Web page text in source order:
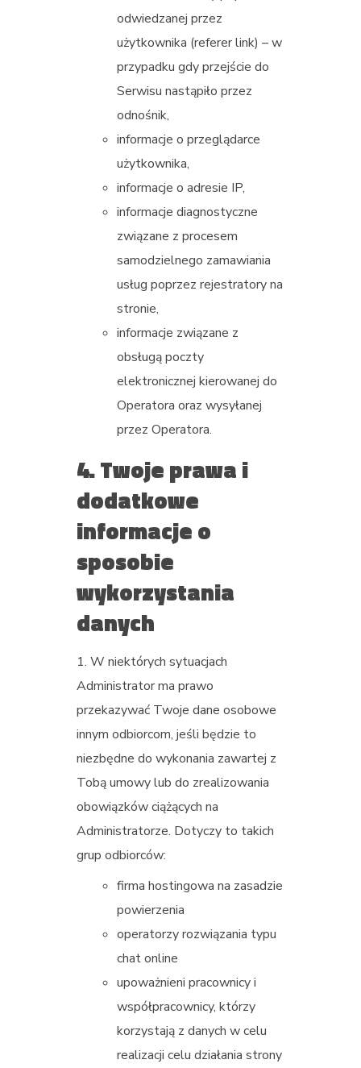
odwiedzanej przez
użytkownika (referer link) – w
przypadku gdy przejście do
Serwisu nastąpiło przez
odnośnik,
informacje o przeglądarce
użytkownika,
informacje o adresie IP,
informacje diagnostyczne
związane z procesem
samodzielnego zamawiania
usług poprzez rejestratory na
stronie,
informacje związane z
obsługą poczty
elektronicznej kierowanej do
Operatora oraz wysyłanej
przez Operatora.
4. Twoje prawa i
dodatkowe
informacje o
sposobie
wykorzystania
danych
W niektórych sytuacjach
Administrator ma prawo
przekazywać Twoje dane osobowe
innym odbiorcom, jeśli będzie to
niezbędne do wykonania zawartej z
Tobą umowy lub do zrealizowania
obowiązków ciążących na
Administratorze. Dotyczy to takich
grup odbiorców:
firma hostingowa na zasadzie
powierzenia
operatorzy rozwiązania typu
chat online
upoważnieni pracownicy i
współpracownicy, którzy
korzystają z danych w celu
realizacji celu działania strony